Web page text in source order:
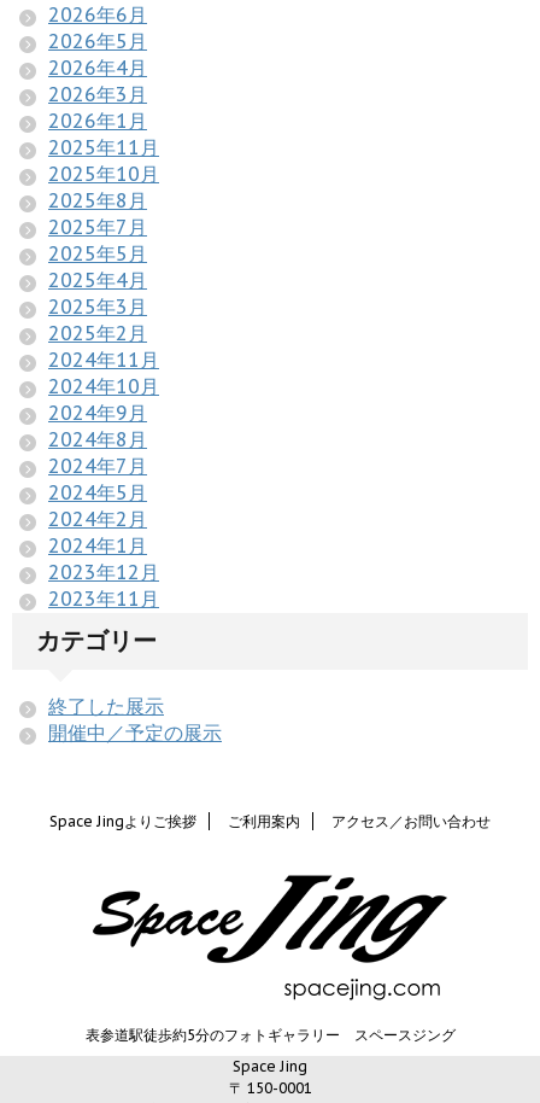
2026年6月
2026年5月
2026年4月
2026年3月
2026年1月
2025年11月
2025年10月
2025年8月
2025年7月
2025年5月
2025年4月
2025年3月
2025年2月
2024年11月
2024年10月
2024年9月
2024年8月
2024年7月
2024年5月
2024年2月
2024年1月
2023年12月
2023年11月
カテゴリー
終了した展示
開催中／予定の展示
Space Jingよりご挨拶 ご利用案内 アクセス／お問い合わせ
表参道駅徒歩約5分のフォトギャラリー スペースジング
Space Jing
〒 150-0001